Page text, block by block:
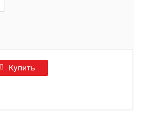
Купить